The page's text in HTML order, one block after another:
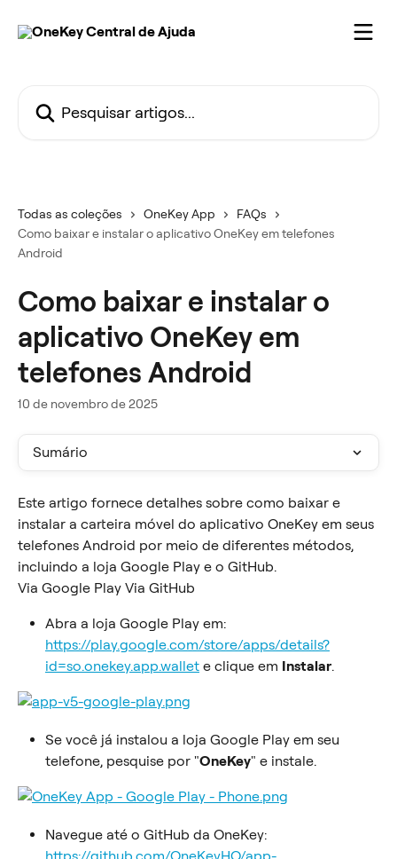
Todas as coleções OneKey App
FAQs
Como baixar e instalar o aplicativo OneKey em telefones
Android
Como baixar e instalar o
aplicativo OneKey em
telefones Android
10 de novembro de 2025
Sumário
Este artigo fornece detalhes sobre como baixar e
instalar a carteira móvel do aplicativo OneKey em seus
telefones Android por meio de diferentes métodos,
incluindo a loja Google Play e o GitHub.
Via Google Play Via GitHub
Abra a loja Google Play em:
https://play.google.com/store/apps/details?
id=so.onekey.app.wallet e clique em Instalar.
Se você já instalou a loja Google Play em seu
telefone, pesquise por "OneKey" e instale.
Navegue até o GitHub da OneKey: